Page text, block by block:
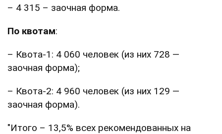
– 4 315 – заочная форма.
По квотам:
– Квота-1: 4 060 человек (из них 728 —
заочная форма);
– Квота-2: 4 960 человек (из них 129 —
заочная форма).
"Итого – 13,5% всех рекомендованных на